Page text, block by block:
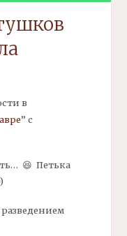
в
” с
😆 Петька